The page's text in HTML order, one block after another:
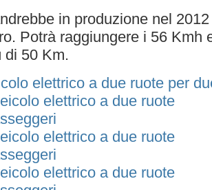
in produzione nel
Potrà raggiungere i 56 Kmh
di 50 Km.
elettrico a due ruote per